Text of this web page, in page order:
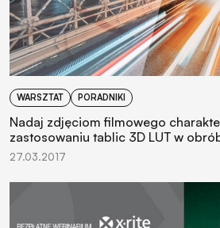
WARSZTAT PORADNIKI
Nadaj zdjęciom filmowego
zastosowaniu tablic 3D LUT w
27.03.2017